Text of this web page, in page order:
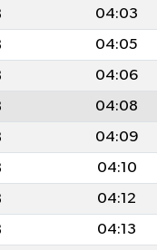
04:03
04:05
04:06
04:08
04:09
04:10
04:12
04:13